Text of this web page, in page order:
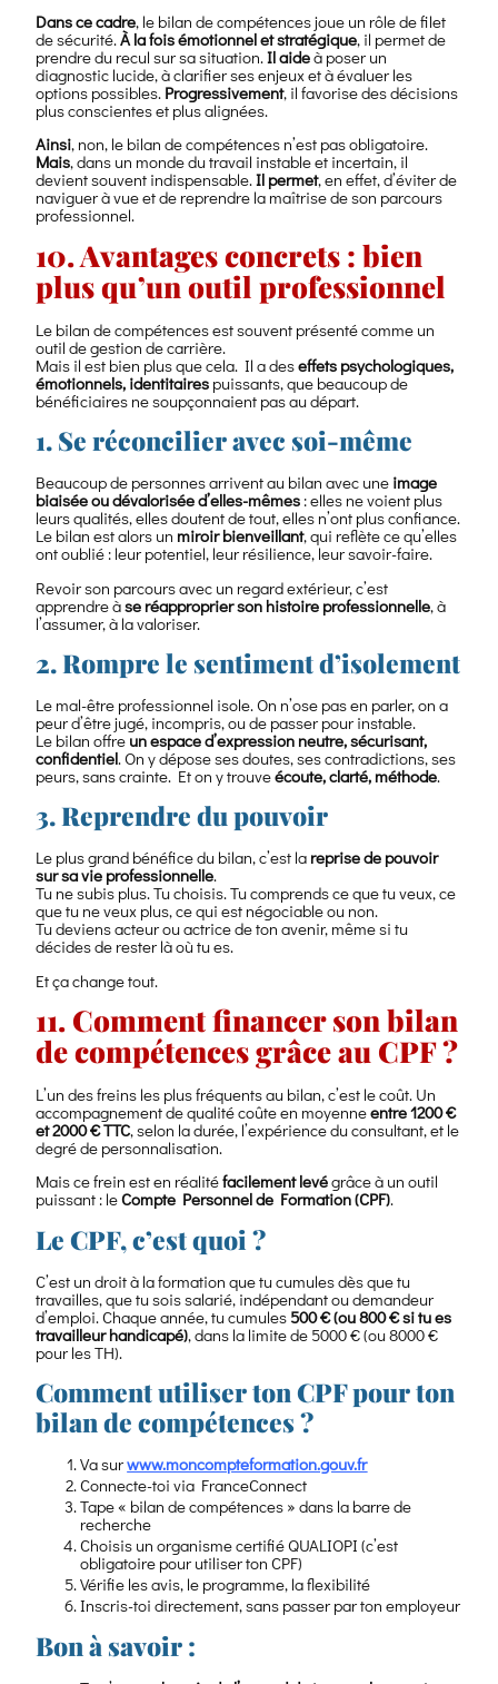
Dans ce cadre, le bilan de compétences joue un rôle de filet
de sécurité.À la fois émotionnel et stratégique, il permet de
prendre du recul sur sa situation.Il aideà poser un
diagnostic lucide, à clarifier ses enjeux et à évaluer les
options possibles. Progressivement, il favorise des décisions
plus conscientes et plus alignées.
Ainsi, non, le bilan de compétences n’est pas obligatoire.
Mais, dans un monde du travail instable et incertain, il
devient souvent indispensable.Il permet, en effet, d’éviter de
naviguer à vue et de reprendre la maîtrise de son parcours
professionnel.
10. Avantages concrets : bien
plus qu’un outil professionnel
Le bilan de compétences est souvent présenté comme un
outil de gestion de carrière.
Mais il est bien plus que cela. Il a deseffets psychologiques,
émotionnels, identitaires puissants, que beaucoup de
bénéficiaires ne soupçonnaient pas au départ.
1. Se réconcilier avec soi-même
Beaucoup de personnes arrivent au bilan avec une image
biaisée ou dévalorisée d’elles-mêmes : elles ne voient plus
leurs qualités, elles doutent de tout, elles n’ont plus confiance.
Le bilan est alors un miroir bienveillant, qui reflète ce qu’elles
ont oublié : leur potentiel, leur résilience, leur savoir-faire.
Revoir son parcours avec un regard extérieur, c’est
apprendre àse réapproprier son histoire professionnelle, à
l’assumer, à la valoriser.
2. Rompre le sentiment d’isolement
Le mal-être professionnel isole. On n’ose pas en parler, on a
peur d’être jugé, incompris, ou de passer pour instable.
Le bilan offreun espace d’expression neutre, sécurisant,
confidentiel. On y dépose ses doutes, ses contradictions, ses
peurs, sans crainte. Et on y trouveécoute, clarté, méthode.
3. Reprendre du pouvoir
Le plus grand bénéfice du bilan, c’est la reprise de pouvoir
sur sa vie professionnelle.
Tu ne subis plus. Tu choisis. Tu comprends ce que tu veux, ce
que tu ne veux plus, ce qui est négociable ou non.
Tu deviens acteur ou actrice de ton avenir, même si tu
décides de rester là où tu es.
Et ça change tout.
11. Comment financer son bilan
de compétences grâce au CPF ?
L’un des freins les plus fréquents au bilan, c’est le coût. Un
accompagnement de qualité coûte en moyenneentre 1200 €
et 2000 € TTC, selon la durée, l’expérience du consultant, et le
degré de personnalisation.
Mais ce frein est en réalitéfacilement levégrâce à un outil
puissant : leCompte Personnel de Formation (CPF).
Le CPF, c’est quoi ?
C’est un droit à la formation que tu cumules dès que tu
travailles, que tu sois salarié, indépendant ou demandeur
d’emploi. Chaque année, tu cumules 500 € (ou 800 € si tu es
travailleur handicapé), dans la limite de 5000 € (ou 8000 €
pour les TH).
Comment utiliser ton CPF pour ton
bilan de compétences ?
Va surwww.moncompteformation.gouv.fr
Connecte-toi via FranceConnect
Tape « bilan de compétences » dans la barre de
recherche
Choisis un organisme certifié QUALIOPI (c’est
obligatoire pour utiliser ton CPF)
Vérifie les avis, le programme, la flexibilité
Inscris-toi directement, sans passer par ton employeur
Bon à savoir :